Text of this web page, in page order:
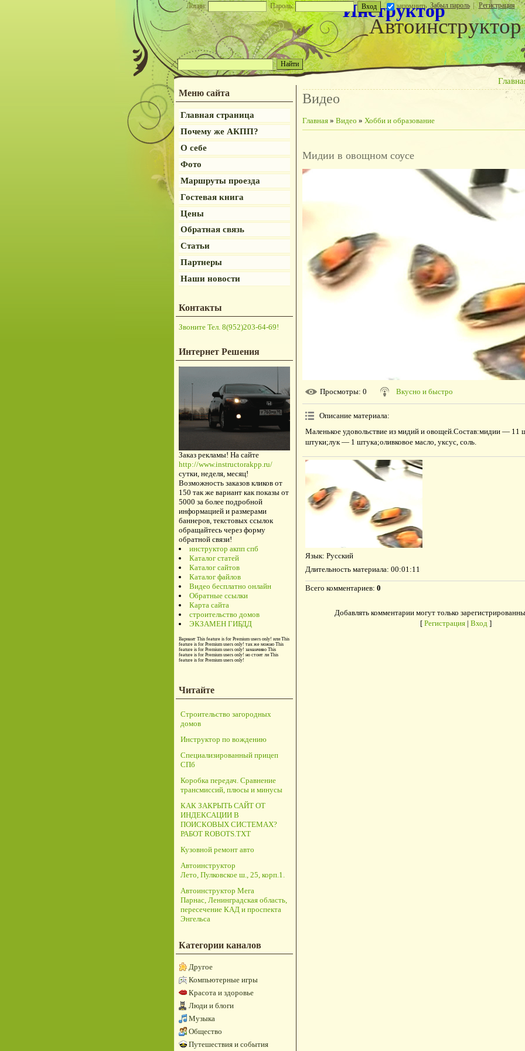
Логин: Пароль: запомнить Забыл пароль | Регистрация
Автоинструктор
Инструктор
Меню сайта
Главная страница
Почему же АКПП?
О себе
Фото
Маршруты проезда
Гостевая книга
Цены
Обратная связь
Статьи
Партнеры
Наши новости
Контакты
Звоните Тел. 8(952)203-64-69!
Интернет Решения
Заказ рекламы! На сайте
http://www.instructorakpp.ru/
сутки, неделя, месяц!
Возможность заказов кликов от
150 так же вариант как показы от
5000 за более подробной
информацией и размерами
баннеров, текстовых ссылок
обращайтесь через форму
обратной связи!
инструктор акпп спб
Каталог статей
Каталог сайтов
Каталог файлов
Видео бесплатно онлайн
Обратные ссылки
Карта сайта
строительство домов
ЭКЗАМЕН ГИБДД
Вариант This feature is for Premium users only! или This
feature is for Premium users only! так же можно This
feature is for Premium users only! заманчиво This
feature is for Premium users only! но стоит ли This
feature is for Premium users only!
Читайте
Строительство загородных
домов
Инструктор по вождению
Специализированный прицеп
СПб
Коробка передач. Сравнение
трансмиссий, плюсы и минусы
КАК ЗАКРЫТЬ САЙТ ОТ
ИНДЕКСАЦИИ В
ПОИСКОВЫХ СИСТЕМАХ?
РАБОТ ROBOTS.TXT
Кузовной ремонт авто
Автоинструктор
Лето, Пулковское ш., 25, корп.1.
Автоинструктор Мега
Парнас, Ленинградская область,
пересечение КАД и проспекта
Энгельса
Категории каналов
Другое
Компьютерные игры
Красота и здоровье
Люди и блоги
Музыка
Общество
Путешествия и события
Видео
Главная» Видео » Хобби и образование
Мидии в овощном соусе
Просмотры: 0 Вкусно и быстро
Описание материала:
Маленькое удовольствие из мидий и овощей.Состав:мидии —
штуки;лук — 1 штука;оливковое масло, уксус, соль.
Язык: Русский
Длительность материала: 00:01:11
Всего комментариев: 0
Добавлять комментарии могут только
[ Регистрация| Вход]